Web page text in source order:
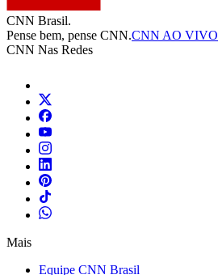
CNN Brasil.
Pense bem, pense CNN.CNN AO VIVO
CNN Nas Redes
Mais
Equipe CNN Brasil